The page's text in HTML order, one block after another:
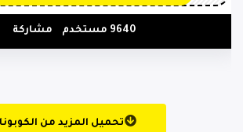
9640 مستخدم مشاركة
تحميل المزيد من الكوبونات